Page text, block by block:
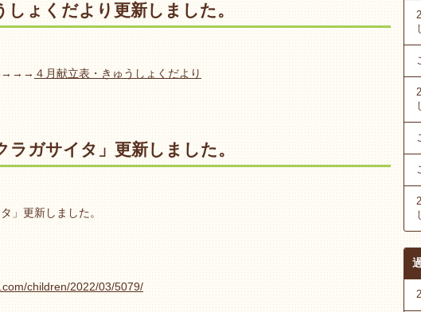
しょくだより更新しました。
→→→ ４月献立表・きゅうしょくだより
ラガサイタ」更新しました。
」更新しました。
children/2022/03/5079/